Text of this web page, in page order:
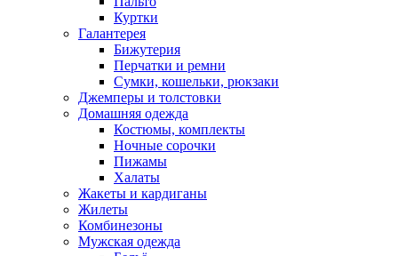
Куртки
Галантерея
Бижутерия
Перчатки и ремни
Сумки, кошельки, рюкзаки
Джемперы и толстовки
Домашняя одежда
Костюмы, комплекты
Ночные сорочки
Пижамы
Халаты
Жакеты и кардиганы
Жилеты
Комбинезоны
Мужская одежда